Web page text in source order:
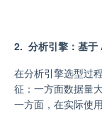
2. 分析引擎：基
在分析引擎选型过
征：一方面数据量
一方面，在实际使